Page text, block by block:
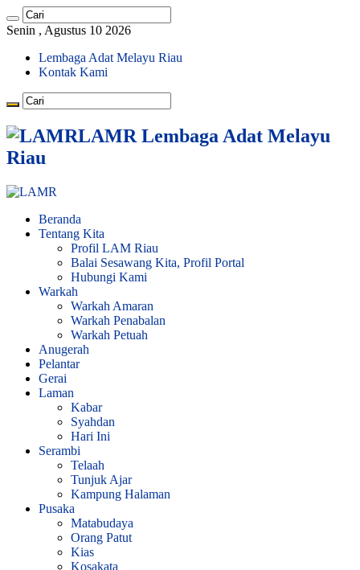
Senin , Agustus 10 2026
Lembaga Adat Melayu Riau
Kontak Kami
LAMR Lembaga Adat Melayu
Riau
Beranda
Tentang Kita
Profil LAM Riau
Balai Sesawang Kita, Profil Portal
Hubungi Kami
Warkah
Warkah Amaran
Warkah Penabalan
Warkah Petuah
Anugerah
Pelantar
Gerai
Laman
Kabar
Syahdan
Hari Ini
Serambi
Telaah
Tunjuk Ajar
Kampung Halaman
Pusaka
Matabudaya
Orang Patut
Kias
Kosakata